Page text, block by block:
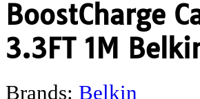
BoostCharge
3.3FT 1M
Brands: Belkin